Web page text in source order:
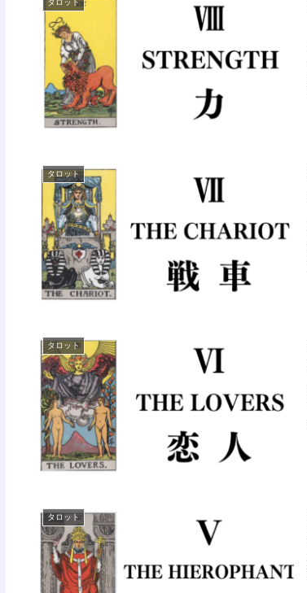
タロット
タロット
タロット
タロット